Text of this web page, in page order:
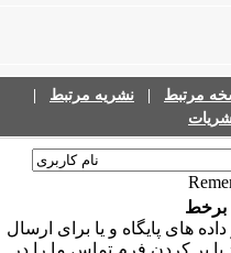
مرتبط| نشریه مرتبط|
های پایگاه و یا برای ارسال
پر کردن فرم تماس ما را در